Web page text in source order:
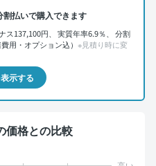
割払いで購入できます
ス137,100円、 実質年率6.9％、 分割
用・オプション込） ※見積り時に変
示する
価格との比較